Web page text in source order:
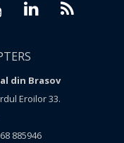
din Brasov
Eroilor 33.
885946